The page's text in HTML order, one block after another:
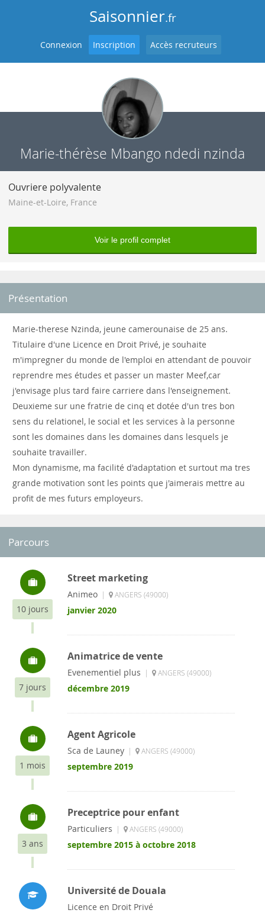
Saisonnier.fr
Connexion Inscription Accès recruteurs
Marie-thérèse Mbango ndedi nzinda
Ouvriere polyvalente
Maine-et-Loire, France
Voir le profil complet
Présentation
Marie-therese Nzinda, jeune camerounaise de 25 ans.
Titulaire d'une Licence en Droit Privé, je souhaite
m'impregner du monde de l'emploi en attendant de pouvoir
reprendre mes études et passer un master Meef,car
j'envisage plus tard faire carriere dans l'enseignement.
Deuxieme sur une fratrie de cinq et dotée d'un tres bon
sens du relationel, le social et les services à la personne
sont les domaines dans les domaines dans lesquels je
souhaite travailler.
Mon dynamisme, ma facilité d'adaptation et surtout ma tres
grande motivation sont les points que j'aimerais mettre au
profit de mes futurs employeurs.
Parcours
10 jours
Street marketing
Animeo | ANGERS (49000)
janvier 2020
7 jours
Animatrice de vente
Evenementiel plus | ANGERS (49000)
décembre 2019
1 mois
Agent Agricole
Sca de Launey | ANGERS (49000)
septembre 2019
3 ans
Preceptrice pour enfant
Particuliers | ANGERS (49000)
septembre 2015 à octobre 2018
Université de Douala
Licence en Droit Privé